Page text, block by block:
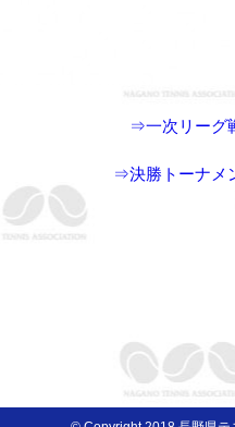
⇒一次リーグ
⇒決勝トーナメ